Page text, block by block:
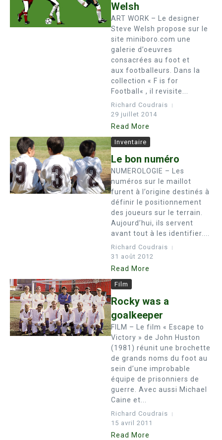
Welsh
ART WORK – Le designer
Steve Welsh propose sur le
site miniboro.com une
galerie d’oeuvres
consacrées au foot et
aux footballeurs. Dans la
collection « F is for
Football« , il revisite...
Richard Coudrais
29 juillet 2014
Read More
Inventaire
Le bon numéro
NUMEROLOGIE – Les
numéros sur le maillot
furent à l’origine destinés à
définir le positionnement
des joueurs sur le terrain.
Aujourd’hui, ils servent
avant tout à les identifier....
Richard Coudrais
31 août 2012
Read More
Film
Rocky was a
goalkeeper
FILM – Le film « Escape to
Victory » de John Huston
(1981) réunit une brochette
de grands noms du foot au
sein d’une improbable
équipe de prisonniers de
guerre. Avec aussi Michael
Caine et...
Richard Coudrais
15 avril 2011
Read More